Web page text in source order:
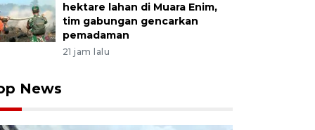
hektare lahan di Muara Enim,
tim gabungan gencarkan
pemadaman
21 jam lalu
News